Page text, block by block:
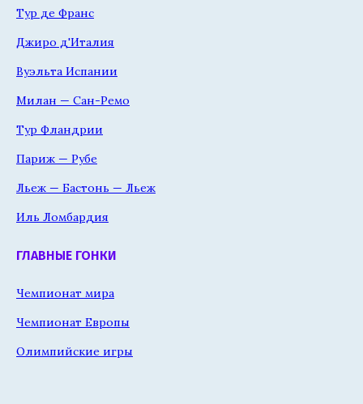
Тур де Франс
Джиро д'Италия
Вуэльта Испании
Милан — Сан-Ремо
Тур Фландрии
Париж — Рубе
Льеж — Бастонь — Льеж
Иль Ломбардия
ГЛАВНЫЕ ГОНКИ
Чемпионат мира
Чемпионат Европы
Олимпийские игры